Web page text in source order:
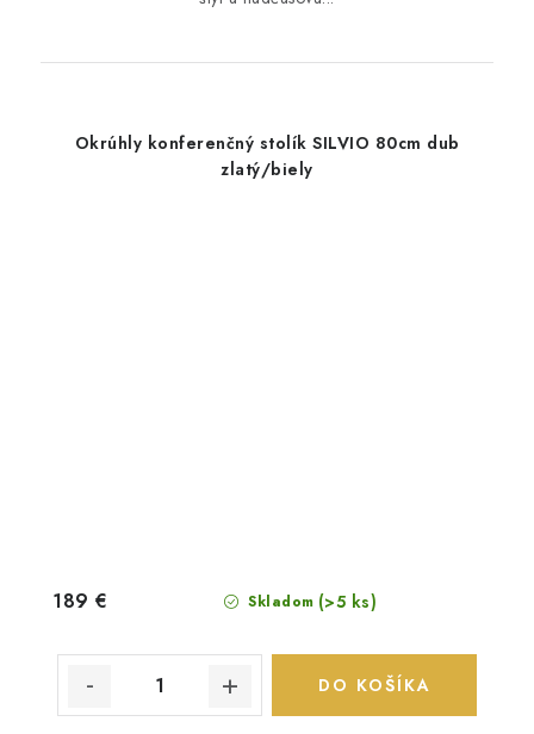
Okrúhly konferenčný stolík SILVIO 80cm dub
zlatý/biely
Skladom (>5 ks)
189 €
DO KOŠÍKA